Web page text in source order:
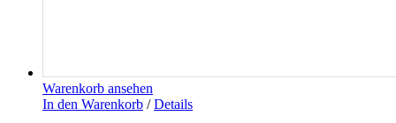
Warenkorb ansehen
In den Warenkorb / Details